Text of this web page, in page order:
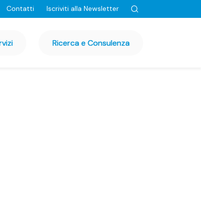
Contatti Iscriviti alla Newsletter
Ricerca e Consulenza